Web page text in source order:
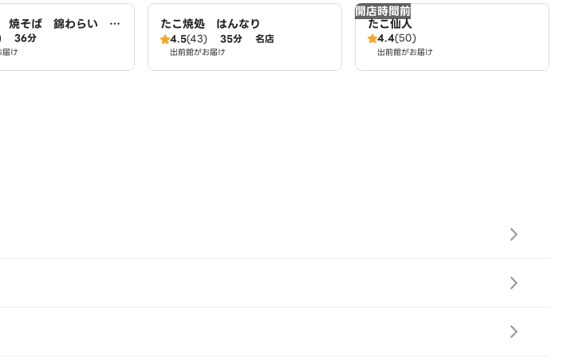
焼そば 錦わらい 伏
36分
届け
たこ焼処 はんなり
4.5(43) 35分 名店
出前館がお届け
開店時間前
たこ仙人
4.4(50)
出前館がお届け